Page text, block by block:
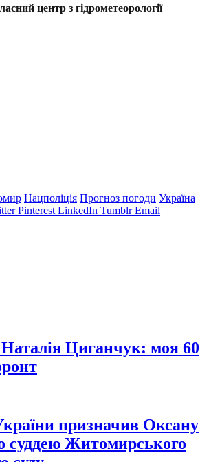
центр з гідрометеорології
Нацполіція Прогноз погоди Україна
Pinterest LinkedIn Tumblr Email
Циганчук: моя 60
призначив Оксану
суддею Житомирського